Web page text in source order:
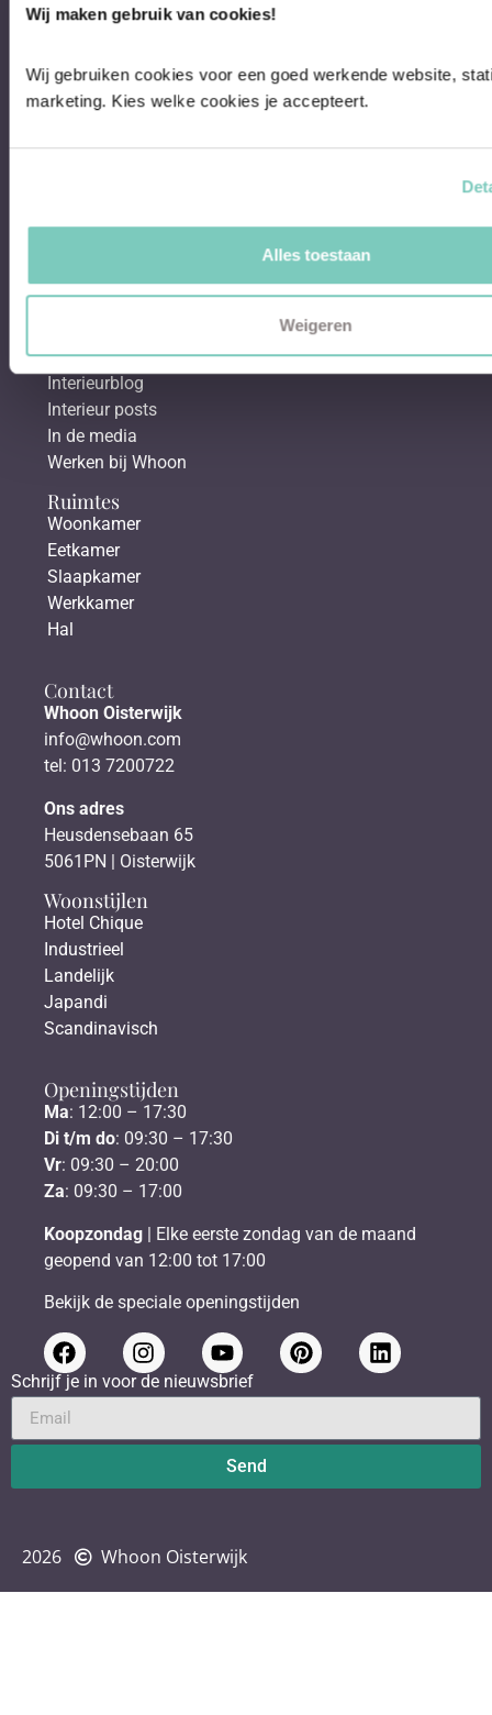
Wij maken gebruik van cookies!
Wij gebruiken cookies voor een goed werkende website,
marketing. Kies welke cookies je accepteert.
Alles toestaan
Weigeren
Behang & verf
Bestsellers
Hoekbanken
Eetkamerstoelen
Showroom
Shop the look
Interieurblog
Interieur posts
In de media
Werken bij Whoon
Ruimtes
Woonkamer
Eetkamer
Slaapkamer
Werkkamer
Hal
Contact
Whoon Oisterwijk
info@whoon.com
tel: 013 7200722
Ons adres
Heusdensebaan 65
5061PN | Oisterwijk
Woonstijlen
Hotel Chique
Industrieel
Landelijk
Japandi
Scandinavisch
Openingstijden
Ma: 12:00 – 17:30
Di t/m do: 09:30 – 17:30
Vr: 09:30 – 20:00
Za: 09:30 – 17:00
Koopzondag | Elke eerste zondag van de maand
geopend van 12:00 tot 17:00
Bekijk de speciale openingstijden
Schrijf je in voor de nieuwsbrief
Send
2026 Whoon Oisterwijk